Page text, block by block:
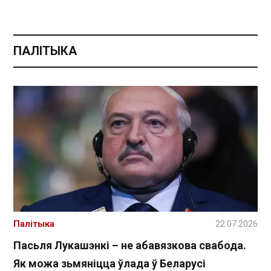
ПАЛІТЫКА
Пасьля Лукашэнкі – не абавязкова свабода.
Як можа зьмяніцца ўлада ў Беларусі
Палітыка 22.07.2026